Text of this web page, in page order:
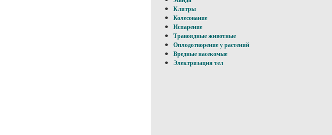
Клитры
Колесование
Испарение
Травоядные животные
Оплодотворение у pacтений
Вредные насекомые
Электризация тел